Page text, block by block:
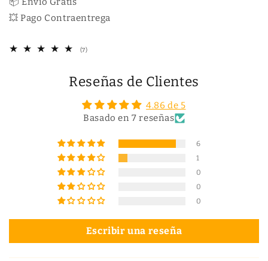
💥 Pago Contraentrega
(7)7
s
ñ
a
s
o
a
l
e
s
Reseñas de Clientes
4.86 de 5
Basado en 7 reseñas
6
1
0
0
0
Escribir una reseña